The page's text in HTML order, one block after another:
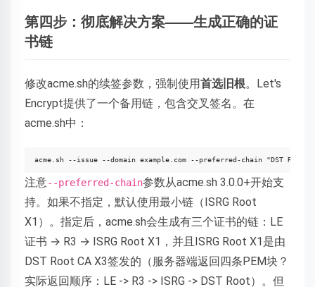
第四步：彻底解决方案——生成正确的证
书链
修改acme.sh的续签参数，强制使用首选旧根。Let's
Encrypt提供了一个备用链，包含交叉签名。在
acme.sh中：
acme.sh --issue --domain example.com --preferred-chain "DST Root
注意--preferred-chain参数从acme.sh 3.0.0+开始支
持。如果不指定，默认使用最小链（ISRG Root
X1）。指定后，acme.sh会生成有三个证书的链：LE
证书 → R3 → ISRG Root X1，并且ISRG Root X1是由
DST Root CA X3签发的（服务器端返回四条PEM块？
实际返回顺序：LE -> R3 -> ISRG -> DST Root）。但